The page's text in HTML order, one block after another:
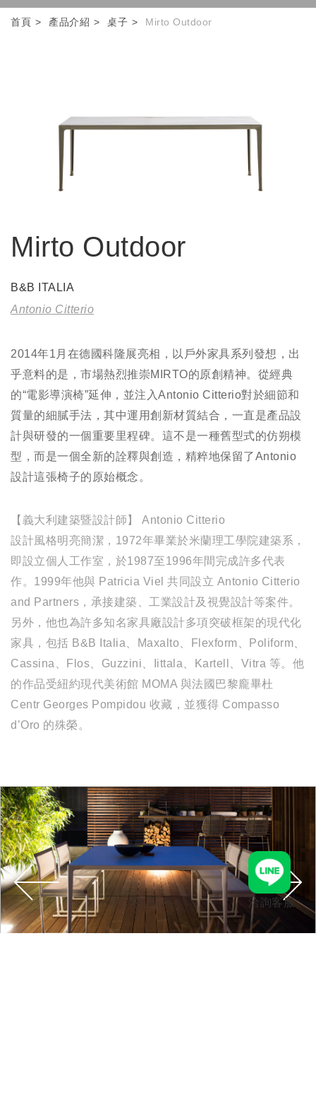
首頁 產品介紹 桌子 Mirto Outdoor
Mirto Outdoor
B&B ITALIA
Antonio Citterio
2014年1月在德國科隆展亮相，以戶外家具系列發想，出
乎意料的是，市場熱烈推崇MIRTO的原創精神。從經典
的“電影導演椅”延伸，並注入Antonio Citterio對於細節和
質量的細膩手法，其中運用創新材質結合，一直是產品設
計與研發的一個重要里程碑。這不是一種舊型式的仿朔模
型，而是一個全新的詮釋與創造，精粹地保留了Antonio
設計這張椅子的原始概念。
【義大利建築暨設計師】 Antonio Citterio
設計風格明亮簡潔，1972年畢業於米蘭理工學院建築系，
即設立個人工作室，於1987至1996年間完成許多代表
作。1999年他與 Patricia Viel 共同設立 Antonio Citterio
and Partners，承接建築、工業設計及視覺設計等案件。
另外，他也為許多知名家具廠設計多項突破框架的現代化
家具，包括 B&B Italia、Maxalto、Flexform、Poliform、
Cassina、Flos、Guzzini、Iittala、Kartell、Vitra 等。他
的作品受紐約現代美術館 MOMA 與法國巴黎龐畢杜
Centr Georges Pompidou 收藏，並獲得 Compasso
d’Oro 的殊榮。
洽詢客服